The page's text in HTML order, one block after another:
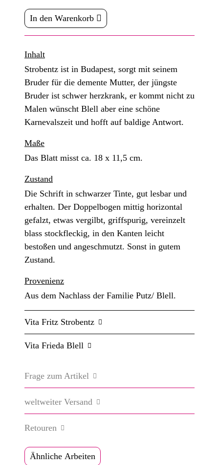
In den Warenkorb
Inhalt
Strobentz ist in Budapest, sorgt mit seinem
Bruder für die demente Mutter, der jüngste
Bruder ist schwer herzkrank, er kommt nicht zu
Malen wünscht Blell aber eine schöne
Karnevalszeit und hofft auf baldige Antwort.
Maße
Das Blatt misst ca. 18 x 11,5 cm.
Zustand
Die Schrift in schwarzer Tinte, gut lesbar und
erhalten. Der Doppelbogen mittig horizontal
gefalzt, etwas vergilbt, griffspurig, vereinzelt
blass stockfleckig, in den Kanten leicht
bestoßen und angeschmutzt. Sonst in gutem
Zustand.
Provenienz
Aus dem Nachlass der Familie Putz/ Blell.
Vita Fritz Strobentz
Vita Frieda Blell
Frage zum Artikel
weltweiter Versand
Retouren
Ähnliche Arbeiten